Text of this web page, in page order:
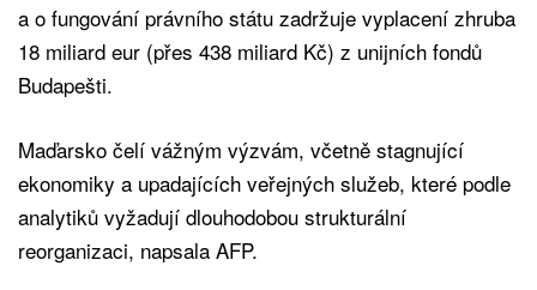
a o fungování právního státu zadržuje vyplacení zhruba
18 miliard eur (přes 438 miliard Kč) z unijních fondů
Budapešti.
Maďarsko čelí vážným výzvám, včetně stagnující
ekonomiky a upadajících veřejných služeb, které podle
analytiků vyžadují dlouhodobou strukturální
reorganizaci, napsala AFP.